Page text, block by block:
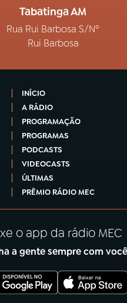
Tabatinga AM
Rua Rui Barbosa S/Nº
Rui Barbosa
INÍCIO
A RÁDIO
PROGRAMAÇÃO
PROGRAMAS
PODCASTS
VIDEOCASTS
ÚLTIMAS
PRÊMIO RÁDIO MEC
o app da rádio MEC
a gente sempre com